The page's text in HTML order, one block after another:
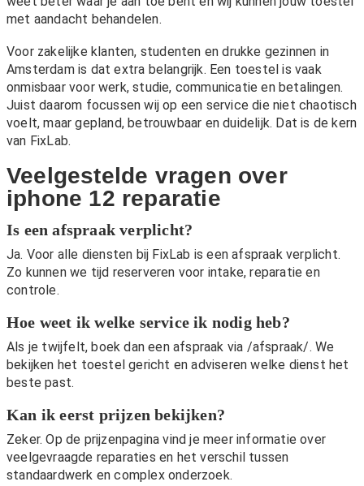
met aandacht behandelen.
Voor zakelijke klanten, studenten en drukke gezinnen in
Amsterdam is dat extra belangrijk. Een toestel is vaak
onmisbaar voor werk, studie, communicatie en betalingen.
Juist daarom focussen wij op een service die niet chaotisch
voelt, maar gepland, betrouwbaar en duidelijk. Dat is de kern
van FixLab.
Veelgestelde vragen over
iphone 12 reparatie
Is een afspraak verplicht?
Ja. Voor alle diensten bij FixLab is een afspraak verplicht.
Zo kunnen we tijd reserveren voor intake, reparatie en
controle.
Hoe weet ik welke service ik nodig heb?
Als je twijfelt, boek dan een afspraak via /afspraak/. We
bekijken het toestel gericht en adviseren welke dienst het
beste past.
Kan ik eerst prijzen bekijken?
Zeker. Op de prijzenpagina vind je meer informatie over
veelgevraagde reparaties en het verschil tussen
standaardwerk en complex onderzoek.